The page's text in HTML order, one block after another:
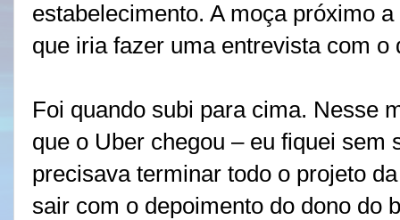
estabelecimento. A moça próximo
que iria fazer uma entrevista com o
Foi quando subi para cima. Nesse
que o Uber chegou – eu fiquei sem
precisava terminar todo o projeto
sair com o depoimento do dono do